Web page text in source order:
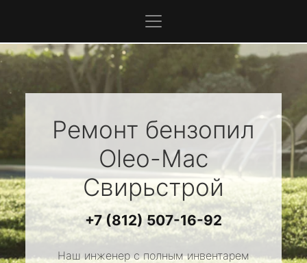
Ремонт бензопил
Oleo-Mac
Свирьстрой
+7 (812) 507-16-92
Наш инженер с полным инвентарем